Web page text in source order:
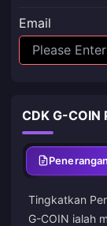
Email
CDK G-COIN
Penerangan
Tingkatkan
G-COIN ialah